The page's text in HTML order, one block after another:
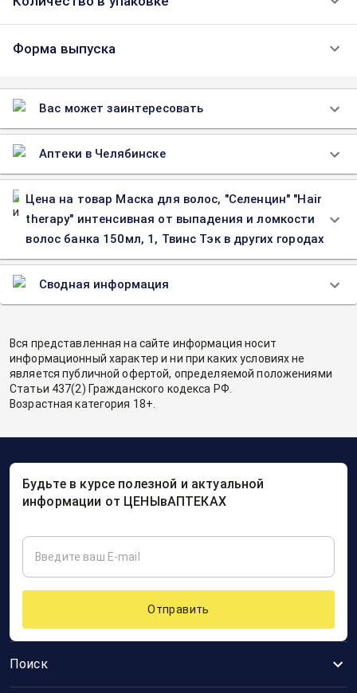
Форма выпуска
Вас может заинтересовать
Аптеки в Челябинске
Цена на товар Маска для волос, "Селенцин" "Hair
therapy" интенсивная от выпадения и ломкости
волос банка 150мл, 1, Твинс Тэк в других городах
Сводная информация
Вся представленная на сайте информация носит
информационный характер и ни при каких условиях не
является публичной офертой, определяемой положениями
Статьи 437(2) Гражданского кодекса РФ.
Возрастная категория 18+.
Поиск
Будьте в курсе полезной и актуальной
информации от ЦЕНЫвАПТЕКАХ
Отправить